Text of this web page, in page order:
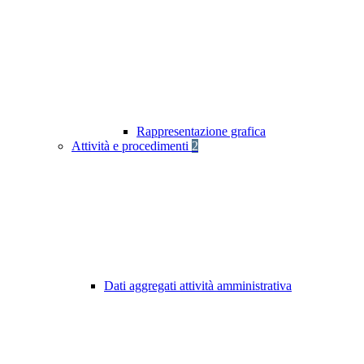
Rappresentazione grafica
Attività e procedimenti 2
Dati aggregati attività amministrativa